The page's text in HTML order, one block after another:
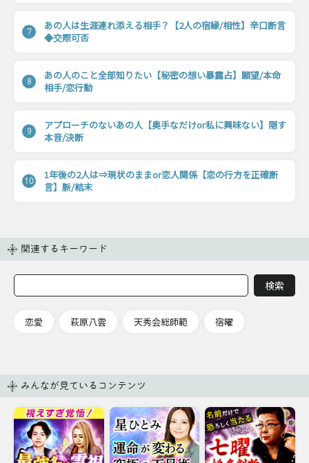
7
あの人は生涯連れ添える相手？【2人の宿縁/相性】辛口断言
◆交際可否
8
あの人のこと全部知りたい【秘密の想い暴露占】願望/本命
相手/恋行動
9
アプローチのないあの人【奥手なだけor私に興味ない】隠す
本音/決断
10
1年後の2人は⇒現状のままor恋人関係【恋の行方を正確断
言】脈/結末
関連するキーワード
恋愛 萩原八雲 天秀会総師範 宿曜
みんなが見ているコンテンツ